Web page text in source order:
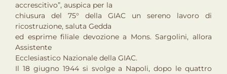
accrescitivo”, auspica per la
chiusura del 75° della GIAC un sereno lavoro di
ricostruzione, saluta Gedda
ed esprime filiale devozione a Mons. Sargolini, allora
Assistente
Ecclesiastico Nazionale della GIAC.
Il 18 giugno 1944 si svolge a Napoli, dopo le quattro